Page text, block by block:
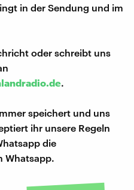
in der Sendung und im
oder schreibt uns
.
speichert und uns
ihr unsere Regeln
die
Whatsapp.